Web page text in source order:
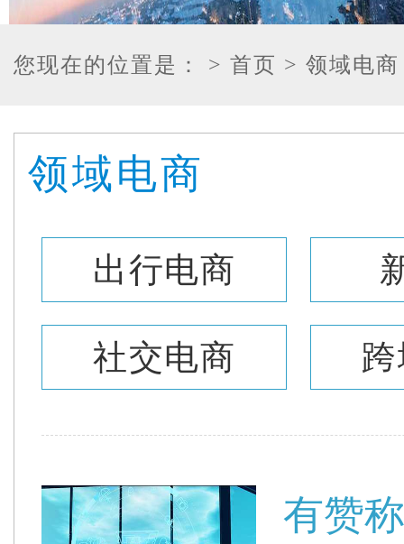
您现在的位置是： > 首页 > 领域电商
领域电商
出行电商
社交电商
有赞